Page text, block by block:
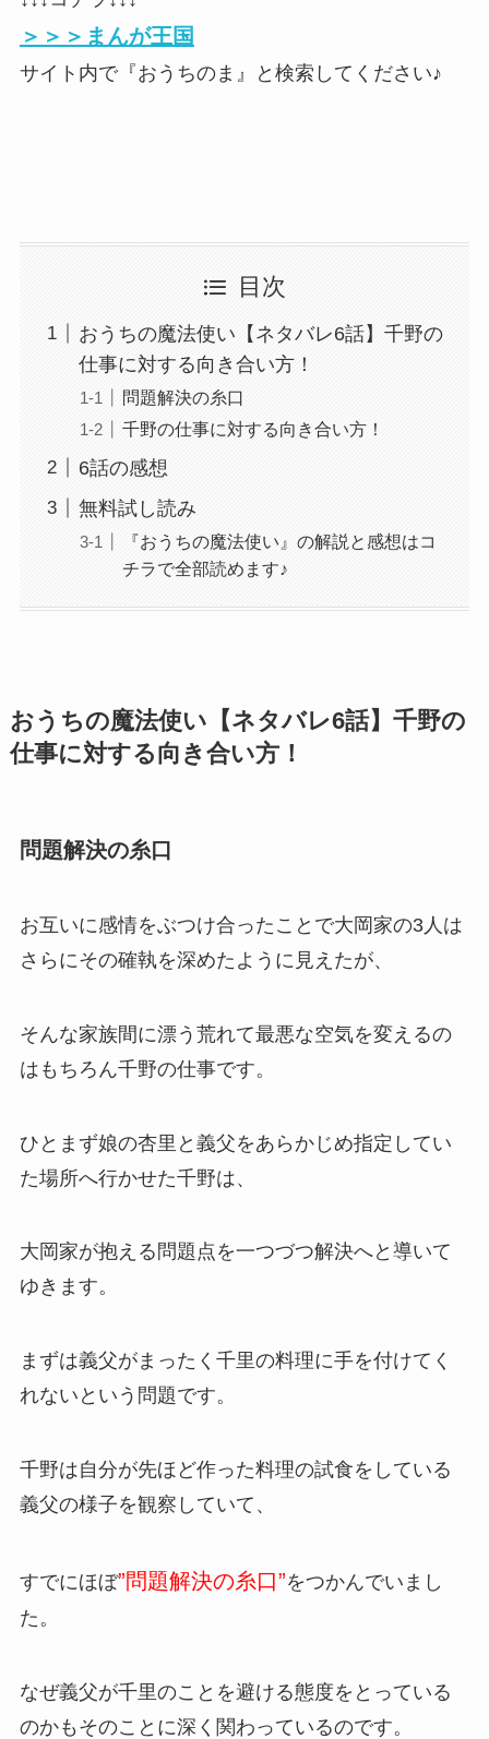
＞＞＞まんが王国
サイト内で『おうちのま』と検索してください♪
目次
おうちの魔法使い【ネタバレ6話】千野の
仕事に対する向き合い方！
問題解決の糸口
千野の仕事に対する向き合い方！
6話の感想
無料試し読み
『おうちの魔法使い』の解説と感想はコ
チラで全部読めます♪
おうちの魔法使い【ネタバレ6話】千野の
仕事に対する向き合い方！
問題解決の糸口
お互いに感情をぶつけ合ったことで大岡家の3人は
さらにその確執を深めたように見えたが、
そんな家族間に漂う荒れて最悪な空気を変えるの
はもちろん千野の仕事です。
ひとまず娘の杏里と義父をあらかじめ指定してい
た場所へ行かせた千野は、
大岡家が抱える問題点を一つづつ解決へと導いて
ゆきます。
まずは義父がまったく千里の料理に手を付けてく
れないという問題です。
千野は自分が先ほど作った料理の試食をしている
義父の様子を観察していて、
すでにほぼ”問題解決の糸口”をつかんでいまし
た。
なぜ義父が千里のことを避ける態度をとっている
のかもそのことに深く関わっているのです。